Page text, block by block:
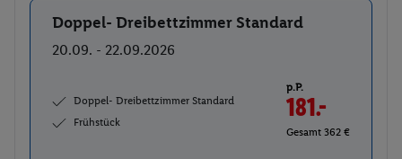
Buchen
Doppel- Dreibettzimmer Standard
20.09. - 22.09.2026
Doppel- Dreibettzimmer Standard
Frühstück
p.P.
181.-
Gesamt 362 €